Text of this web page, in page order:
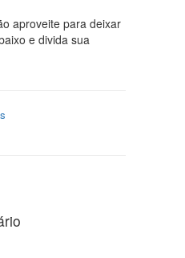
aproveite para deixar
e divida sua